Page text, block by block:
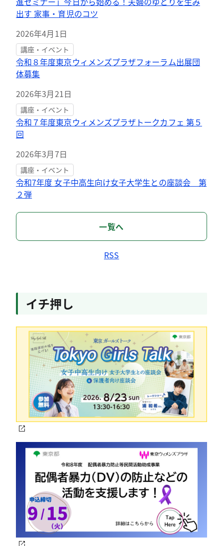
出す 家事・育児のコツ
2026年4月1日
講座・イベント
令和８年度東京ウィメンズプラザフォーラム出展団
体募集
2026年3月21日
講座・イベント
令和７年度東京ウィメンズプラザトークカフェ 第５
回
2026年3月7日
講座・イベント
令和7年度 女子中高生向け女子大学生との座談会 第
２弾
一覧へ
RSS
イチ押し